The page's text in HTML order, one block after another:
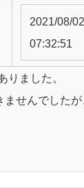
2021/08/02
07:32:51
りました。
せんでしたが